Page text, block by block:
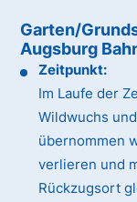
Garten/
Augsburg
Zeitpunkt:
Im Laufe der
Wildwuchs
übernommen
verlieren und
Rückzugsort